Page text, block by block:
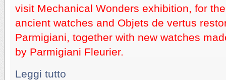
visit Mechanical Wonders exhibition, for
ancient watches and Objets de vertus
Parmigiani, together with new watches
by Parmigiani Fleurier.
Leggi tutto